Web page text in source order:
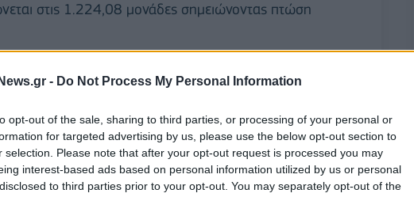
- Do Not Process My Personal Information
opt-out of the sale, sharing to third parties, or processing of your personal or
for targeted advertising by us, please use the below opt-out section to
selection. Please note that after your opt-out request is processed you may
interest-based ads based on personal information utilized by us or personal
to third parties prior to your opt-out. You may separately opt-out of the
στις 1.224,08 μονάδες σημειώνοντας πτώση
1.233,29 μονάδες (+0,36%) και κατώτερη τιμή
ευρώ.